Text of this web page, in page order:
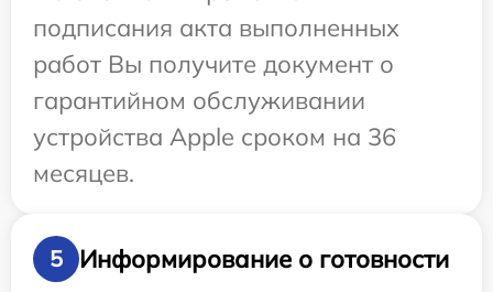
подписания акта выполненных
работ Вы получите документ о
гарантийном обслуживании
устройства Apple сроком на 36
месяцев.
5
Информирование о готовности